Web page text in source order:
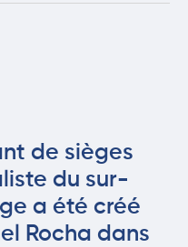
de sièges
du sur-
a été créé
Rocha dans